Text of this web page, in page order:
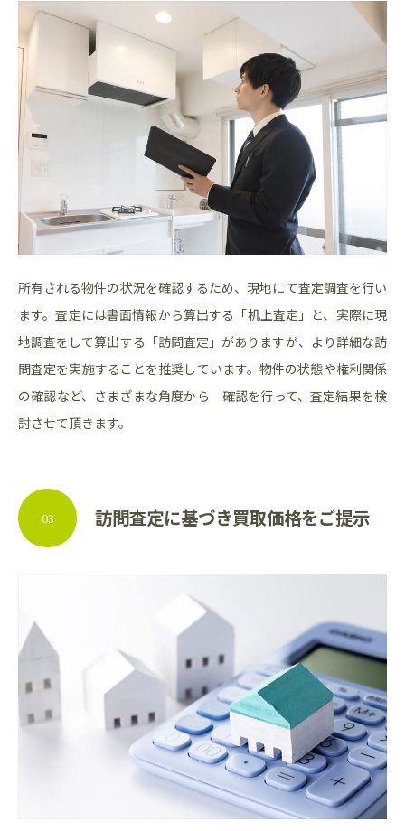
所有される物件の状況を確認するため、現地にて査定調査を行い
ます。査定には書面情報から算出する「机上査定」と、実際に現
地調査をして算出する「訪問査定」がありますが、より詳細な訪
問査定を実施することを推奨しています。物件の状態や権利関係
の確認など、さまざまな角度から 確認を行って、査定結果を検
討させて頂きます。
訪問査定に基づき買取価格をご提示
03